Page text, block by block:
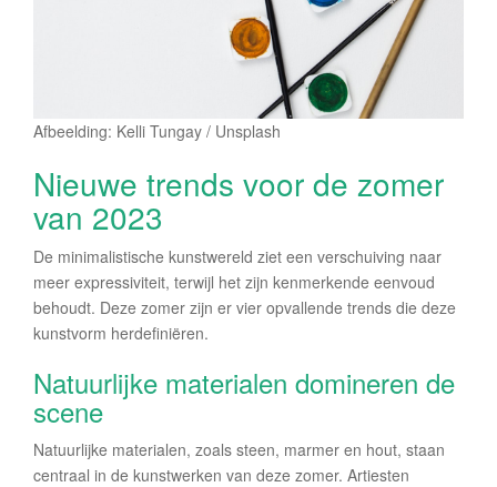
Afbeelding: Kelli Tungay / Unsplash
Nieuwe trends voor de zomer
van 2023
De minimalistische kunstwereld ziet een verschuiving naar
meer expressiviteit, terwijl het zijn kenmerkende eenvoud
behoudt. Deze zomer zijn er vier opvallende trends die deze
kunstvorm herdefiniëren.
Natuurlijke materialen domineren de
scene
Natuurlijke materialen, zoals steen, marmer en hout, staan
centraal in de kunstwerken van deze zomer. Artiesten